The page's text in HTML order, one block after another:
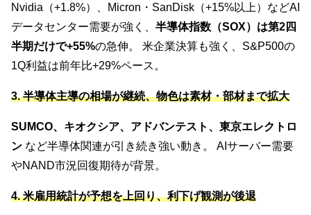
Nvidia（+1.8%）、Micron・SanDisk（+15%以上）などAI
データセンター需要が強く、 半導体指数（SOX）は第2四
半期だけで+55%の急伸。 米企業決算も強く、S&P500の
1Q利益は前年比+29%ペース。
3. 半導体主導の相場が継続、物色は素材・部材まで拡大
SUMCO、キオクシア、アドバンテスト、東京エレクトロ
ン など半導体関連が引き続き強い動き。 AIサーバー需要
やNAND市況回復期待が背景。
4. 米雇用統計が予想を上回り、利下げ観測が後退